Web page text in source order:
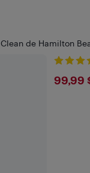
de Hamilton
99,99